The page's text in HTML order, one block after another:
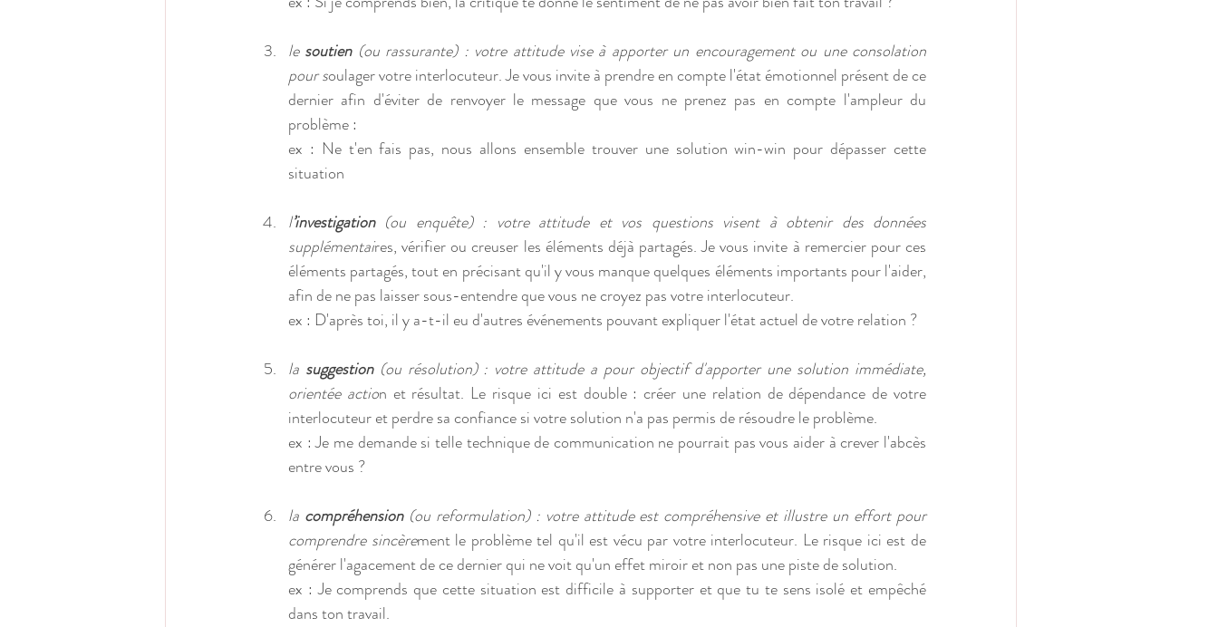
le soutien (ou rassurante) : votre attitude vise à apporter un encouragement ou une consolation
pour soulager votre interlocuteur. Je vous invite à prendre en compte l'état émotionnel présent de ce
dernier afin d'éviter de renvoyer le message que vous ne prenez pas en compte l'ampleur du
problème :
ex : Ne t'en fais pas, nous allons ensemble trouver une solution win-win pour dépasser cette
situation
l’investigation (ou enquête) : votre attitude et vos questions visent à obtenir des données
supplémentaires, vérifier ou creuser les éléments déjà partagés. Je vous invite à remercier pour ces
éléments partagés, tout en précisant qu'il y vous manque quelques éléments importants pour l'aider,
afin de ne pas laisser sous-entendre que vous ne croyez pas votre interlocuteur.
ex : D'après toi, il y a-t-il eu d'autres événements pouvant expliquer l'état actuel de votre relation ?
la suggestion (ou résolution) : votre attitude a pour objectif d'apporter une solution immédiate,
orientée action et résultat. Le risque ici est double : créer une relation de dépendance de votre
interlocuteur et perdre sa confiance si votre solution n'a pas permis de résoudre le problème.
ex : Je me demande si telle technique de communication ne pourrait pas vous aider à crever l'abcès
entre vous ?
la compréhension (ou reformulation) : votre attitude est compréhensive et illustre un effort pour
comprendre sincèrement le problème tel qu'il est vécu par votre interlocuteur. Le risque ici est de
générer l'agacement de ce dernier qui ne voit qu'un effet miroir et non pas une piste de solution.
ex : Je comprends que cette situation est difficile à supporter et que tu te sens isolé et empêché
dans ton travail.